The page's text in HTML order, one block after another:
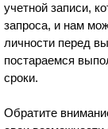
учетной записи,
запроса, и нам
личности перед
постараемся
сроки.
Обратите